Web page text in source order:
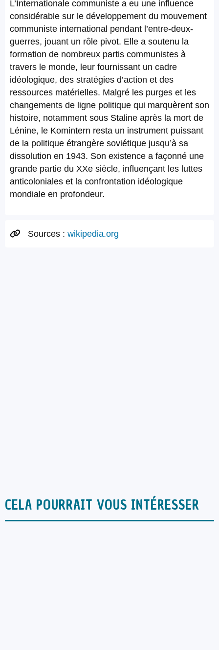
L’Internationale communiste a eu une influence
considérable sur le développement du mouvement
communiste international pendant l’entre-deux-
guerres, jouant un rôle pivot. Elle a soutenu la
formation de nombreux partis communistes à
travers le monde, leur fournissant un cadre
idéologique, des stratégies d’action et des
ressources matérielles. Malgré les purges et les
changements de ligne politique qui marquèrent son
histoire, notamment sous Staline après la mort de
Lénine, le Komintern resta un instrument puissant
de la politique étrangère soviétique jusqu’à sa
dissolution en 1943. Son existence a façonné une
grande partie du XXe siècle, influençant les luttes
anticoloniales et la confrontation idéologique
mondiale en profondeur.
Sources : wikipedia.org
CELA POURRAIT VOUS INTÉRESSER